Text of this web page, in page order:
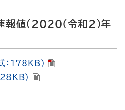
値（2020（令和2）年
：178KB）
）